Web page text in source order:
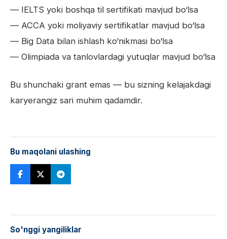
Bu maqolani ulashing
So'nggi yangiliklar
— IELTS yoki boshqa til sertifikati mavjud bo‘lsa
— ACCA yoki moliyaviy sertifikatlar mavjud bo‘lsa
— Big Data bilan ishlash ko‘nikmasi bo‘lsa
— Olimpiada va tanlovlardagi yutuqlar mavjud bo‘lsa
Bu shunchaki grant emas — bu sizning kelajakdagi
karyerangiz sari muhim qadamdir.